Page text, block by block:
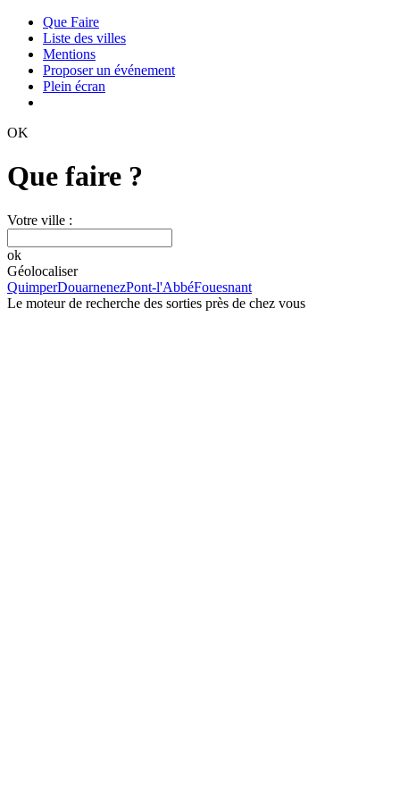
Que Faire
Liste des villes
Mentions
Proposer un événement
Plein écran
OK
Que faire ?
Votre ville :
ok
Géolocaliser
QuimperDouarnenezPont-l'AbbéFouesnant
Le moteur de recherche des sorties près de chez vous